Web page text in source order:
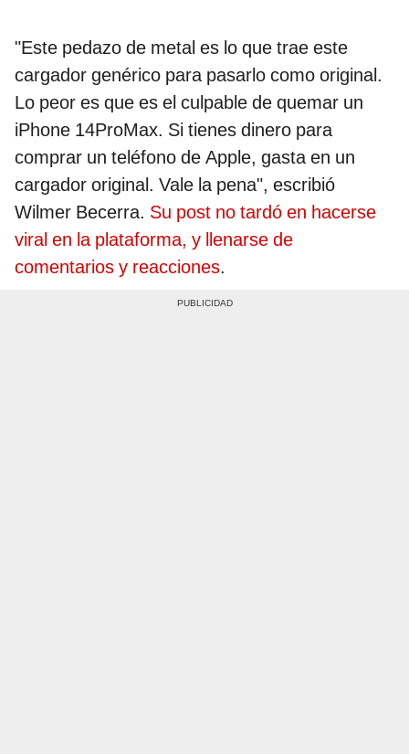
"Este pedazo de metal es lo que trae este
cargador genérico para pasarlo como original.
Lo peor es que es el culpable de quemar un
iPhone 14ProMax. Si tienes dinero para
comprar un teléfono de Apple, gasta en un
cargador original. Vale la pena", escribió
Wilmer Becerra. Su post no tardó en hacerse
viral en la plataforma, y llenarse de
comentarios y reacciones.